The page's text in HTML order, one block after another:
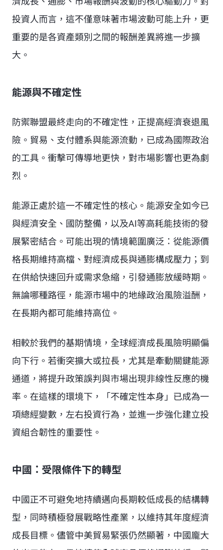
投資人而言，這不僅意味著市場波動可能上升，更
重要的是各資產類別之間的報酬差異將進一步擴
大。
能源與不確定性
防禦聯盟最終走向的不確定性，正提高經濟衰退風
險。貿易、支付體系與能源流動，已成為國際政治
的工具。衝擊可傳導地更快，對市場影響也更為劇
烈。
能源正處於這一不確定性的核心。能源安全如今已
與經濟安全、國防整備，以及AI等高耗能技術的發
展緊密結合。可能出現的情境範圍廣泛：從能源價
格長期維持高檔、對經濟成長與通膨構成壓力；到
在供給快速回升或需求急縮，引發通膨放緩時期。
無論哪種路徑，能源市場中的地緣政治風險溢酬，
在長期內都可能維持高位。
相較於我們的基期情境，全球經濟成長風險明顯偏
向下行。若衝突擴大或拉長，尤其是牽動關鍵能源
通道，將提升政策誤判與市場出現非線性反應的機
率。在這樣的環境下，「不確定性本身」已成為一
項總經變數，左右投資行為，並進一步強化建立投
資組合韌性的重要性。
中國：受限條件下的轉型
中國正不可避免地持續邁向長期較低成長的結構轉
型，同時積極發展戰略性產業，以維持其年度經濟
成長目標。儘管中美貿易緊張仍然顯著，中國龐大